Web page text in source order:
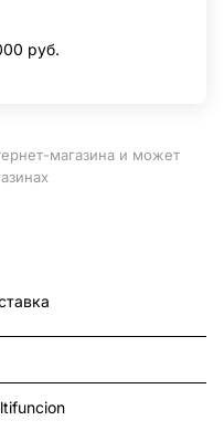
руб.
магазина и может